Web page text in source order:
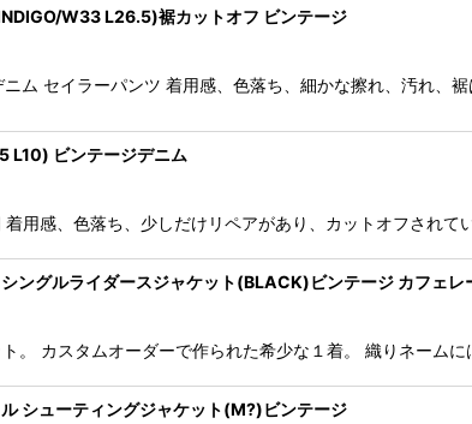
W33 L26.5)裾カットオフ ビンテージ
ム セイラーパンツ 着用感、色落ち、細かな擦れ、汚れ、
L10) ビンテージデニム
用感、色落ち、少しだけリペアがあり、カットオフされ
ングルライダースジャケット(BLACK)ビンテージ カフェレ
。 カスタムオーダーで作られた希少な１着。 織りネーム
シューティングジャケット(M?)ビンテージ